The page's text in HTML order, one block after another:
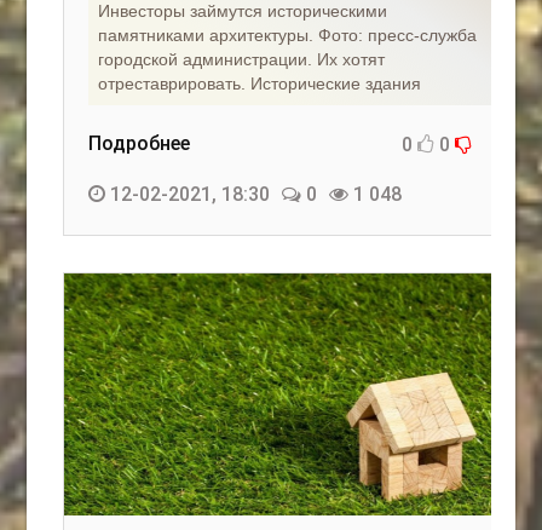
Инвесторы займутся историческими
памятниками архитектуры. Фото: пресс-служба
городской администрации. Их хотят
отреставрировать. Исторические здания
Подробнее 0 0
12-02-2021, 18:30 0 1 048